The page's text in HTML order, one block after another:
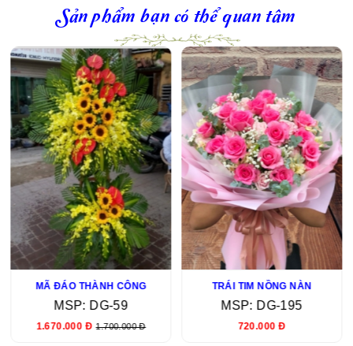
Sản phẩm bạn có thể quan tâm
MÃ ĐÁO THÀNH CÔNG
MSP: DG-59
1.670.000 Đ 1.700.000 Đ
TRÁI TIM NỒNG NÀN
MSP: DG-195
720.000 Đ